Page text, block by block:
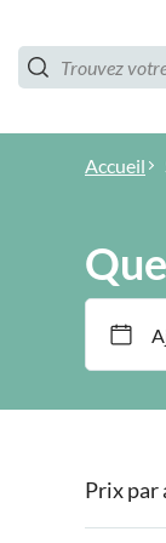
Accueil
Prix par